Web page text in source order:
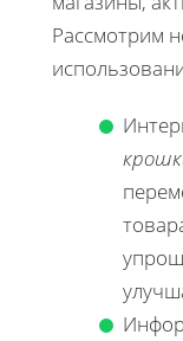
Рассмотрим